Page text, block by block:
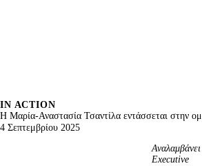
IN ACTION
Η Μαρία-Αναστασία Τσαντίλα εντάσσεται στην
4 Σεπτεμβρίου 2025
Executive